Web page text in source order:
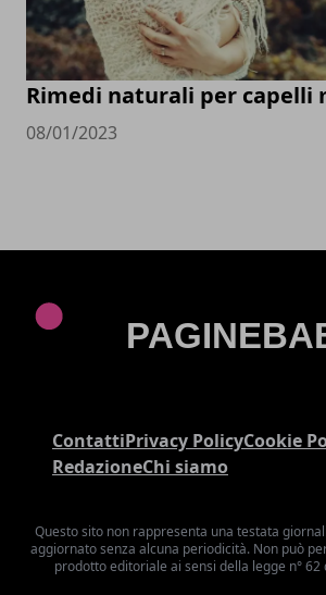
Rimedi naturali per capelli
08/01/2023
ContattiPrivacy PolicyCookie
RedazioneChi siamo
Questo sito non rappresenta una testata
aggiornato senza alcuna periodicità. Non può
prodotto editoriale ai sensi della legge n° 62